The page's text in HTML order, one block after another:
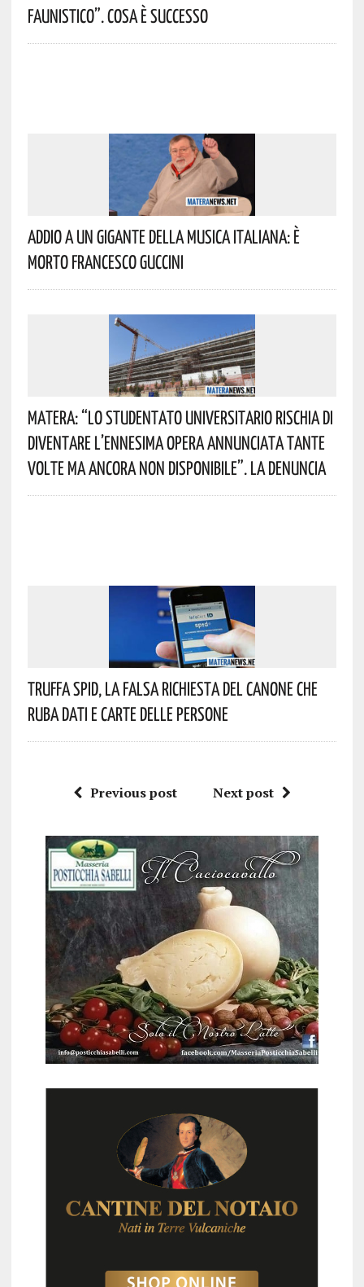
Faunistico”. Cosa È Successo
Addio A Un Gigante Della Musica Italiana: È
Morto Francesco Guccini
Matera: “Lo Studentato Universitario Rischia Di
Diventare L’ennesima Opera Annunciata Tante
Volte Ma Ancora Non Disponibile”. La Denuncia
Truffa Spid, La Falsa Richiesta Del Canone Che
Ruba Dati E Carte Delle Persone
Previous post Next post